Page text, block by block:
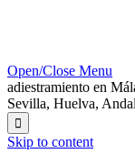
Open/Close Menu
adiestramiento en
Sevilla, Huelva,

Skip to content